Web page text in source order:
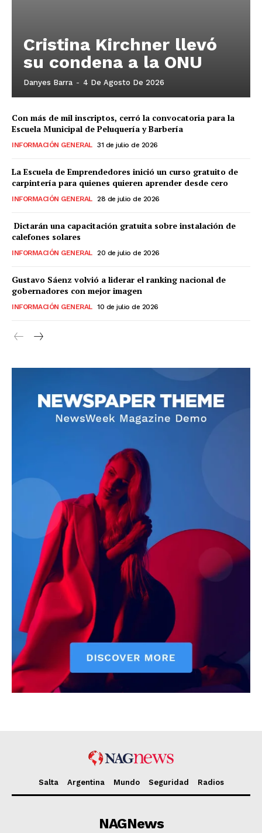
Cristina Kirchner llevó
su condena a la ONU
Danyes Barra - 4 De Agosto De 2026
Con más de mil inscriptos, cerró la convocatoria para la
Escuela Municipal de Peluquería y Barbería
INFORMACIÓN GENERAL 31 de julio de 2026
La Escuela de Emprendedores inició un curso gratuito de
carpintería para quienes quieren aprender desde cero
INFORMACIÓN GENERAL 28 de julio de 2026
Dictarán una capacitación gratuita sobre instalación de
calefones solares
INFORMACIÓN GENERAL 20 de julio de 2026
Gustavo Sáenz volvió a liderar el ranking nacional de
gobernadores con mejor imagen
INFORMACIÓN GENERAL 10 de julio de 2026
Salta Argentina Mundo Seguridad Radios
NAGNews